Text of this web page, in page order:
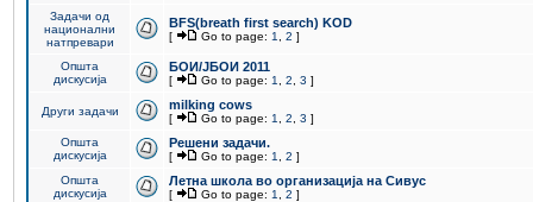
Задачи од
национални
натпревари
BFS(breath first search) KOD
[ Go to page: 1 2 ]
Општа
дискусија
БОИ/ЈБОИ 2011
[ Go to page: 1 2 3 ]
Други задачи milking cows
[ Go to page: 1 2 3 ]
Општа
дискусија
Решени задачи.
[ Go to page: 1 2 ]
Општа
дискусија
Летна школа во организација на Сивус
[ Go to page: 1 2 ]